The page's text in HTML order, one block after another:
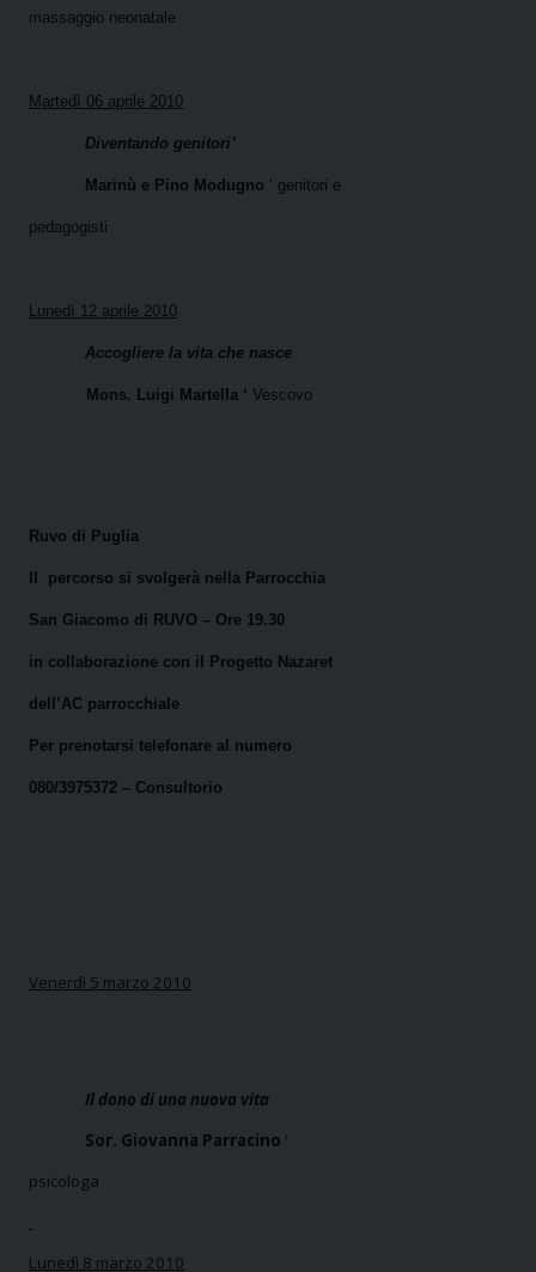
massaggio neonatale
Martedì 06 aprile 2010
Diventando genitori’
Marinù e Pino Modugno ‘ genitori e
pedagogisti
Lunedì 12 aprile 2010
Accogliere la vita che nasce
Mons. Luigi Martella ‘ Vescovo
Ruvo di Puglia
percorso si svolgerà nella Parrocchia
San Giacomo di RUVO – Ore 19.30
in collaborazione con il Progetto Nazaret
dell’AC parrocchiale
Per prenotarsi telefonare al numero
080/3975372 – Consultorio
Venerdì 5 marzo 2010
Il dono di una nuova vita
Sor. Giovanna Parracino ‘
psicologa
Lunedì 8 marzo 2010